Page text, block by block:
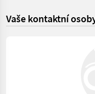
Vaše kontaktní